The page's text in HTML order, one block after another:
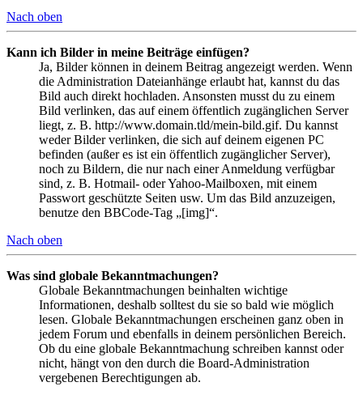
Nach oben
Kann ich Bilder in meine Beiträge einfügen?
Ja, Bilder können in deinem Beitrag angezeigt werden. Wenn
die Administration Dateianhänge erlaubt hat, kannst du das
Bild auch direkt hochladen. Ansonsten musst du zu einem
Bild verlinken, das auf einem öffentlich zugänglichen Server
liegt, z. B. http://www.domain.tld/mein-bild.gif. Du kannst
weder Bilder verlinken, die sich auf deinem eigenen PC
befinden (außer es ist ein öffentlich zugänglicher Server),
noch zu Bildern, die nur nach einer Anmeldung verfügbar
sind, z. B. Hotmail- oder Yahoo-Mailboxen, mit einem
Passwort geschützte Seiten usw. Um das Bild anzuzeigen,
benutze den BBCode-Tag „[img]“.
Nach oben
Was sind globale Bekanntmachungen?
Globale Bekanntmachungen beinhalten wichtige
Informationen, deshalb solltest du sie so bald wie möglich
lesen. Globale Bekanntmachungen erscheinen ganz oben in
jedem Forum und ebenfalls in deinem persönlichen Bereich.
Ob du eine globale Bekanntmachung schreiben kannst oder
nicht, hängt von den durch die Board-Administration
vergebenen Berechtigungen ab.